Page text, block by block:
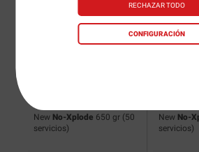
RECHAZAR TODO
CONFIGURACIÓN
New No-Xplode 650 gr (50
servicios)
New No-
servicios)